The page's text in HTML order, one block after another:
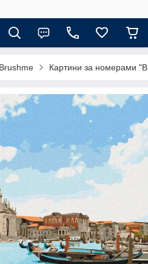
Brushme Картини за номерами